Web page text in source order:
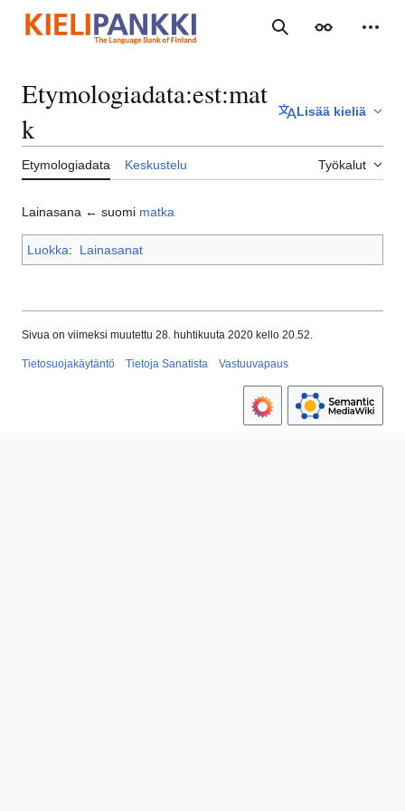
sisältöön
Haku Ulkoasu
Etymologiadata:est:mat
k
Lisää kieliä
Etymologiadata Keskustelu Työkalut
Lainasana ← suomi matka
Luokka: Lainasanat
Sivua on viimeksi muutettu 28. huhtikuuta 2020 kello 20.52.
Tietosuojakäytäntö Tietoja Sanatista Vastuuvapaus